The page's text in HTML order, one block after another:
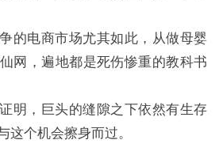
的电商市场尤其如此，从做母婴
网，遍地都是死伤惨重的教科书
明，巨头的缝隙之下依然有生存
这个机会擦身而过。